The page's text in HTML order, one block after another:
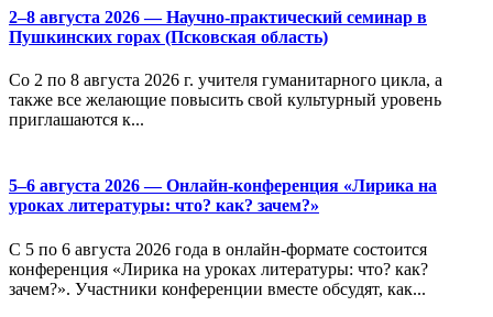
2–8 августа 2026 — Научно-практический семинар в
Пушкинских горах (Псковская область)
Со 2 по 8 августа 2026 г. учителя гуманитарного цикла, а
также все желающие повысить свой культурный уровень
приглашаются к...
5–6 августа 2026 — Онлайн-конференция «Лирика на
уроках литературы: что? как? зачем?»
С 5 по 6 августа 2026 года в онлайн-формате состоится
конференция «Лирика на уроках литературы: что? как?
зачем?». Участники конференции вместе обсудят, как...